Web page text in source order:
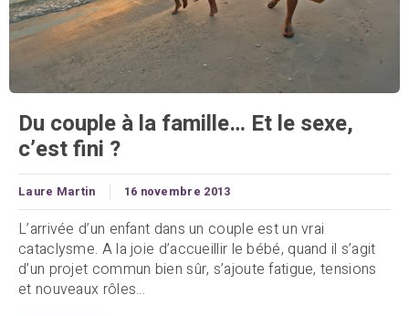
Du couple à la famille… Et le sexe,
c’est fini ?
Laure Martin 16 novembre 2013
L’arrivée d’un enfant dans un couple est un vrai
cataclysme. A la joie d’accueillir le bébé, quand il s’agit
d’un projet commun bien sûr, s’ajoute fatigue, tensions
et nouveaux rôles...